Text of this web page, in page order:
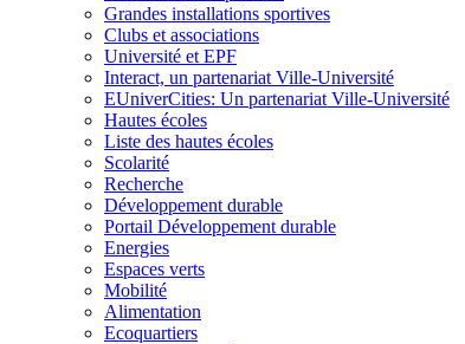
Grandes installations sportives
Clubs et associations
Université et EPF
Interact, un partenariat Ville-Université
EUniverCities: Un partenariat Ville-Université
Hautes écoles
Liste des hautes écoles
Scolarité
Recherche
Développement durable
Portail Développement durable
Energies
Espaces verts
Mobilité
Alimentation
Ecoquartiers